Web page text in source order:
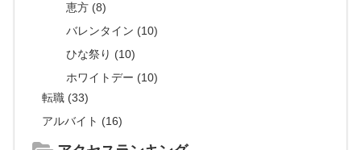
恵方 (8)
バレンタイン (10)
ひな祭り (10)
ホワイトデー (10)
転職 (33)
アルバイト (16)